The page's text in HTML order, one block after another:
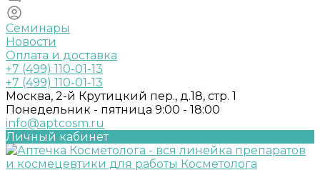
Семинары
Новости
Оплата и доставка
+7 (499) 110-01-13
+7 (499) 110-01-13
Москва, 2-й Крутицкий пер., д.18, стр. 1
Понедельник - пятница 9:00 - 18:00
info@aptcosm.ru
Личный кабинет